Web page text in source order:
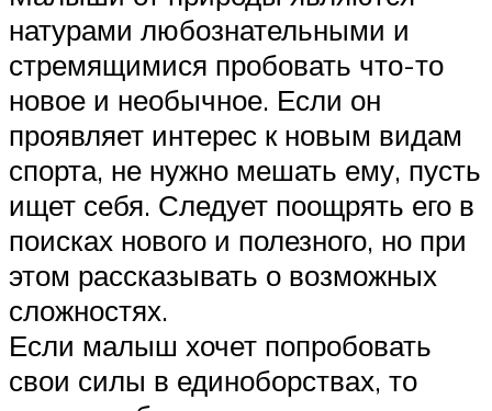
натурами любознательными и
стремящимися пробовать что-то
новое и необычное. Если он
проявляет интерес к новым видам
спорта, не нужно мешать ему, пусть
ищет себя. Следует поощрять его в
поисках нового и полезного, но при
этом рассказывать о возможных
сложностях.
Если малыш хочет попробовать
свои силы в единоборствах, то